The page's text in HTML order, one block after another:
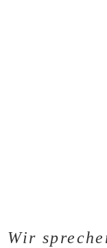
Wir